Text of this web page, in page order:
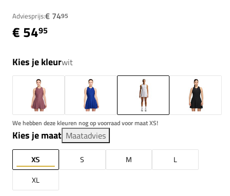
Adviesprijs:€ 7495
€ 5495
Kies je kleurwit
We hebben deze kleuren nog op voorraad voor maat XS!
Kies je maat Maatadvies
XS S M
L
XL